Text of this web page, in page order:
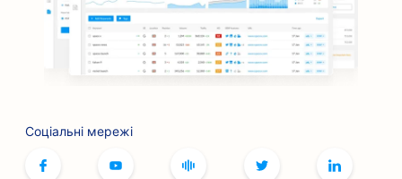
SEO для барбекю-барів
SEO для бутиків
SEO для боулінг-клубів
SEO для кафе настільних ігор
Соціальні мережі